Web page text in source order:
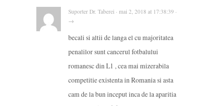
Suporter Dr. Taberei · mai 2, 2018 at 17:38:39 ·
→
becali si altii de langa el cu majoritatea
penalilor sunt cancerul fotbalului
romanesc din L1 , cea mai mizerabila
competitie existenta in Romania si asta
cam de la bun inceput inca de la aparitia